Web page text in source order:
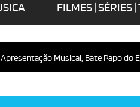
FILMES | SÉRIES |
Musical, Bate Papo do